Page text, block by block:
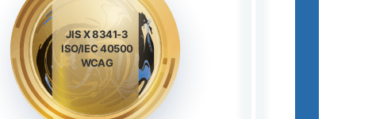
JIS X 8341-3
ISO/IEC 40500
WCAG